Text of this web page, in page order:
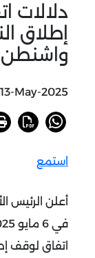
دلالات
إطلاق
واشنطن
13-May-2025
استمع
أعلن الرئيس
اتفاق لوقف